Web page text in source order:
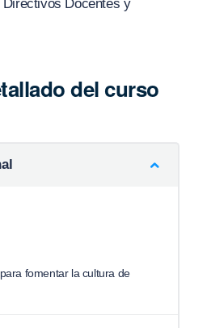
Docentes y
del curso
fomentar la cultura de